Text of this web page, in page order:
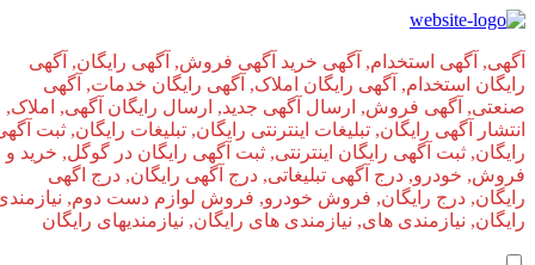
آگهی, آگهی استخدام, آگهی خرید آگهی فروش, آگهی رایگان, آگهی
رایگان استخدام, آگهی رایگان املاک, آگهی رایگان خدمات, آگهی
صنعتی, آگهی فروش, ارسال آگهی جدید, ارسال رایگان آگهی, املاک,
انتشار آگهی رایگان, تبلیغات اینترنتی رایگان, تبلیغات رایگان, ثبت آگهی
رایگان, ثبت آگهی رایگان اینترنتی, ثبت آگهی رایگان در گوگل, خرید و
فروش, خودرو, درج آگهی تبلیغاتی, درج آگهی رایگان, درج اگهی
رایگان, درج رایگان, فروش خودرو, فروش لوازم دست دوم, نیازمندی
رایگان, نیازمندی های, نیازمندی‌ های رایگان, نیازمندیهای رایگان